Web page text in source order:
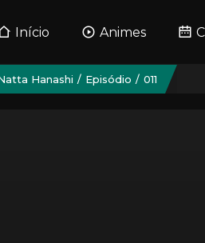
Início Animes
Hanashi Episódio 011